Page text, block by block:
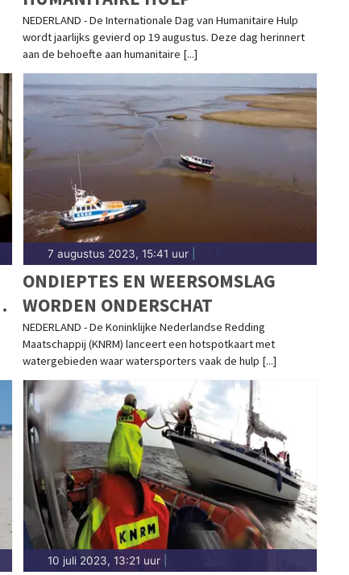
NEDERLAND - De Internationale Dag van Humanitaire Hulp
wordt jaarlijks gevierd op 19 augustus. Deze dag herinnert
aan de behoefte aan humanitaire [...]
7 augustus 2023, 15:41 uur|
ONDIEPTES EN WEERSOMSLAG
WORDEN ONDERSCHAT
NEDERLAND - De Koninklijke Nederlandse Redding
Maatschappij (KNRM) lanceert een hotspotkaart met
watergebieden waar watersporters vaak de hulp [...]
10 juli 2023, 13:21 uur|